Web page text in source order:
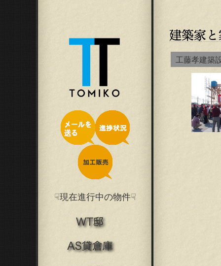
工藤孝建築
☟現在進行中の物件☟